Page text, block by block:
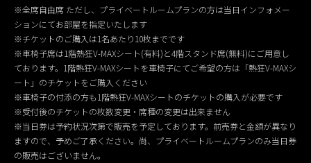
※全席自由席 ただし、プライベートルームプランの方は当日インフォメー
ションにてお部屋を指定いたします
※チケットのご購入は1名あたり10枚までです
※車椅子席は1階熱狂V-MAXシート(有料)と4階スタンド席(無料)にご用意し
ております。1階熱狂V-MAXシートを車椅子にてご希望の方は「熱狂V-MAXシ
ート」のチケットをご購入ください
※車椅子の付添の方も1階熱狂V-MAXシートのチケットの購入が必要です
※受付後のチケットの枚数変更・席種の変更は出来ません
※当日券は予約状況次第で販売を予定しております。前売券と金額が異なり
ますので、予めご了承ください。尚、プライベートルームプランのみ当日券
の販売はございません。